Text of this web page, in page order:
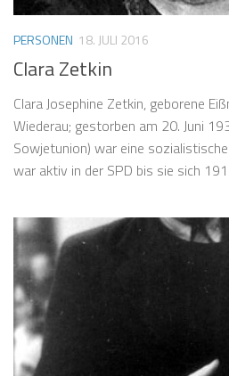
PERSONEN 18. JULI 2016
Clara Zetkin
Clara Josephine Zetkin, geborene
Wiederau; gestorben am 20. Juni
Sowjetunion) war eine
war aktiv in der SPD bis sie sich